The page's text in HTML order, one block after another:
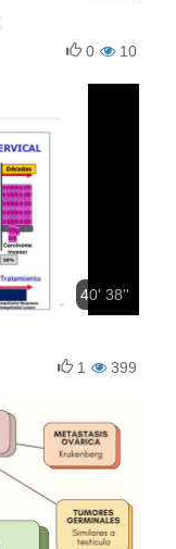
10
0
40' 38''
399
1